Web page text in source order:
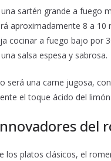
sartén grande a fuego
aproximadamente 8 a 10
cocinar a fuego bajo por
salsa espesa y sabrosa.
será una carne jugosa,
el toque ácido del
del
los platos clásicos, el